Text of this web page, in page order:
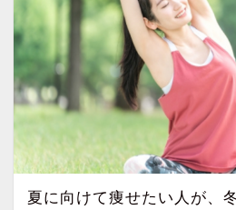
夏に向けて痩せたい人が、